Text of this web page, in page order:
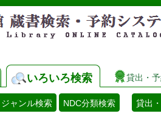
いろいろ検索 貸出・
ジャンル検索 NDC分類検索 貸出